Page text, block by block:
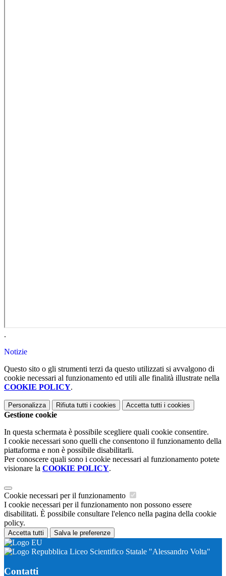
.
Notizie
Questo sito o gli strumenti terzi da questo utilizzati si avvalgono di
cookie necessari al funzionamento ed utili alle finalità illustrate nella
COOKIE POLICY.
Personalizza Rifiuta tutti i cookies Accetta tutti i cookies
Gestione cookie
In questa schermata è possibile scegliere quali cookie consentire.
I cookie necessari sono quelli che consentono il funzionamento della
piattaforma e non è possibile disabilitarli.
Per conoscere quali sono i cookie necessari al funzionamento potete
visionare la COOKIE POLICY.
Cookie necessari per il funzionamento
I cookie necessari per il funzionamento non possono essere
disabilitati. È possibile consultare l'elenco nella pagina della cookie
policy.
Accetta tutti Salva le preferenze
Liceo Scientifico Statale "Alessandro Volta"
Contatti